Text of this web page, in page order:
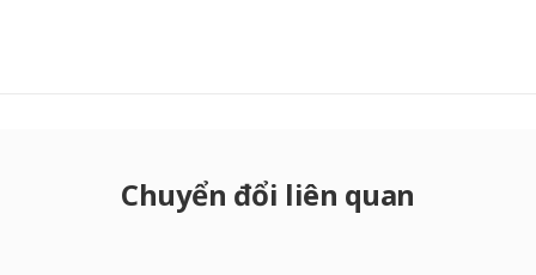
Chuyển đổi liên quan